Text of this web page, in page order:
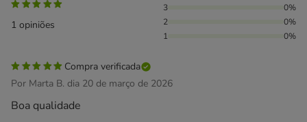
1 opiniões
3
0%
2
0%
1
0%
Compra verificada
Por Marta B. dia 20 de março de 2026
Boa qualidade